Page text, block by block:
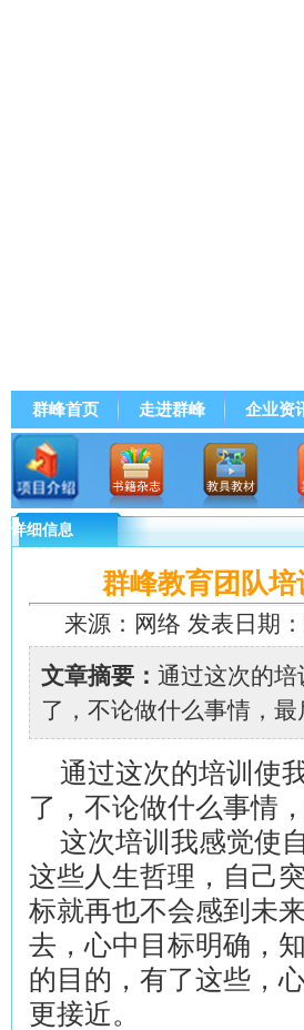
群峰首页 走进群峰 企业资
群峰直播
详细信息
群峰教育团队
来源：网络 发表日期
文章摘要： 通过这次的
了，不论做什么事情，
通过这次的培训使
了，不论做什么事情
这次培训我感觉使
这些人生哲理，自己
标就再也不会感到未
去，心中目标明确，
的目的，有了这些，
更接近。